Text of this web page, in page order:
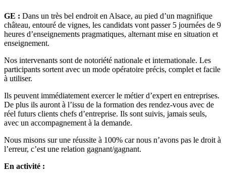
GE : Dans un très bel endroit en Alsace, au pied d’un magnifique
château, entouré de vignes, les candidats vont passer 5 journées de 9
heures d’enseignements pragmatiques, alternant mise en situation et
enseignement.
Nos intervenants sont de notoriété nationale et internationale. Les
participants sortent avec un mode opératoire précis, complet et facile
à utiliser.
Ils peuvent immédiatement exercer le métier d’expert en entreprises.
De plus ils auront à l’issu de la formation des rendez-vous avec de
réel futurs clients chefs d’entreprise. Ils sont suivis, jamais seuls,
avec un accompagnement à la demande.
Nous misons sur une réussite à 100% car nous n’avons pas le droit à
l’erreur, c’est une relation gagnant/gagnant.
En activité :